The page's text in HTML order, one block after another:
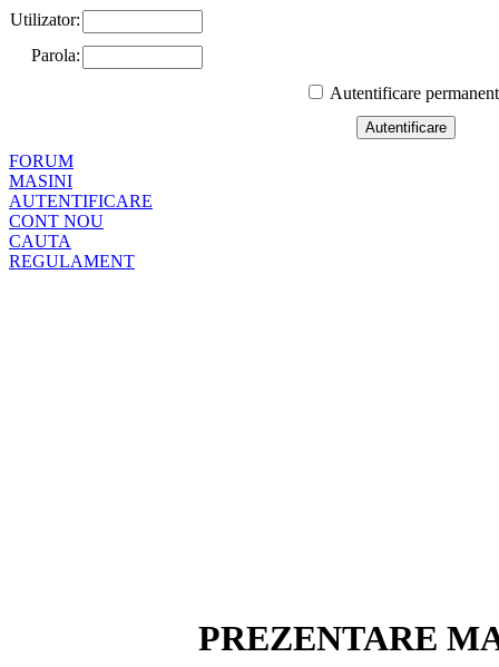
Utilizator:
Parola:
Autentificare
FORUM
MASINI
AUTENTIFICARE
CONT NOU
CAUTA
REGULAMENT
PREZENTARE